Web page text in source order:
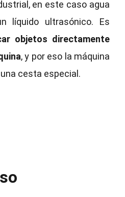
en este caso agua
líquido ultrasónico. Es
objetos directamente
, y por eso la máquina
cesta especial.